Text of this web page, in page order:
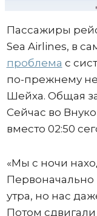
Пассажиры
Sea Airlines, в
проблема с
по-прежнему
Шейха. Общая
Сейчас во
вместо 02:50
«Мы с ночи
Первоначально
утра, но нас
Потом